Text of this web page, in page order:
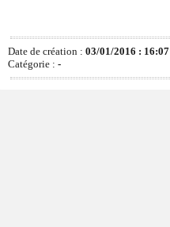
Date de création : 03/01/2016 : 16:07
Catégorie : -